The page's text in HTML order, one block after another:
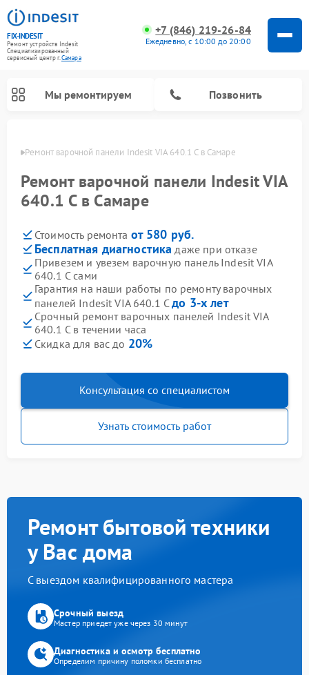
FIX-INDESIT
Ремонт устройств Indesit
Специализированный
cервисный центр г.Самара
+7 (846) 219-26-84
Ежедневно, с 10:00 до 20:00
Мы ремонтируем Позвонить
Ремонт варочной панели Indesit VIA 640.1 C в Самаре
Ремонт варочной панели Indesit VIA
640.1 C в Самаре
Стоимость ремонта от 580 руб.
Бесплатная диагностика даже при отказе
Привезем и увезем варочную панель Indesit VIA
640.1 C сами
Гарантия на наши работы по ремонту варочных
панелей Indesit VIA 640.1 Cдо 3-х лет
Срочный ремонт варочных панелей Indesit VIA
640.1 C в течении часа
Скидка для вас до 20%
Консультация со специалистом
Узнать стоимость работ
Ремонт бытовой техники
у Вас дома
С выездом квалифицированного мастера
Срочный выезд
Мастер приедет уже через 30 минут
Диагностика и осмотр бесплатно
Определим причину поломки бесплатно